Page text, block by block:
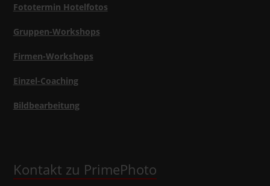
Fototermin Hotelfotos
Gruppen-Workshops
Firmen-Workshops
Einzel-Coaching
Bildbearbeitung
Kontakt zu PrimePhoto